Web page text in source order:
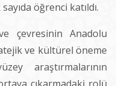
öğrenci katıldı.
çevresinin Anadolu
ve kültürel öneme
araştırmalarının